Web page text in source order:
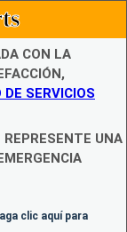
CON LA
SERVICIOS
UNA
clic aquí para